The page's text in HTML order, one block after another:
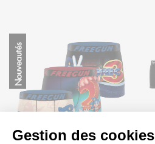
Nouveautés
Gestion des cookies